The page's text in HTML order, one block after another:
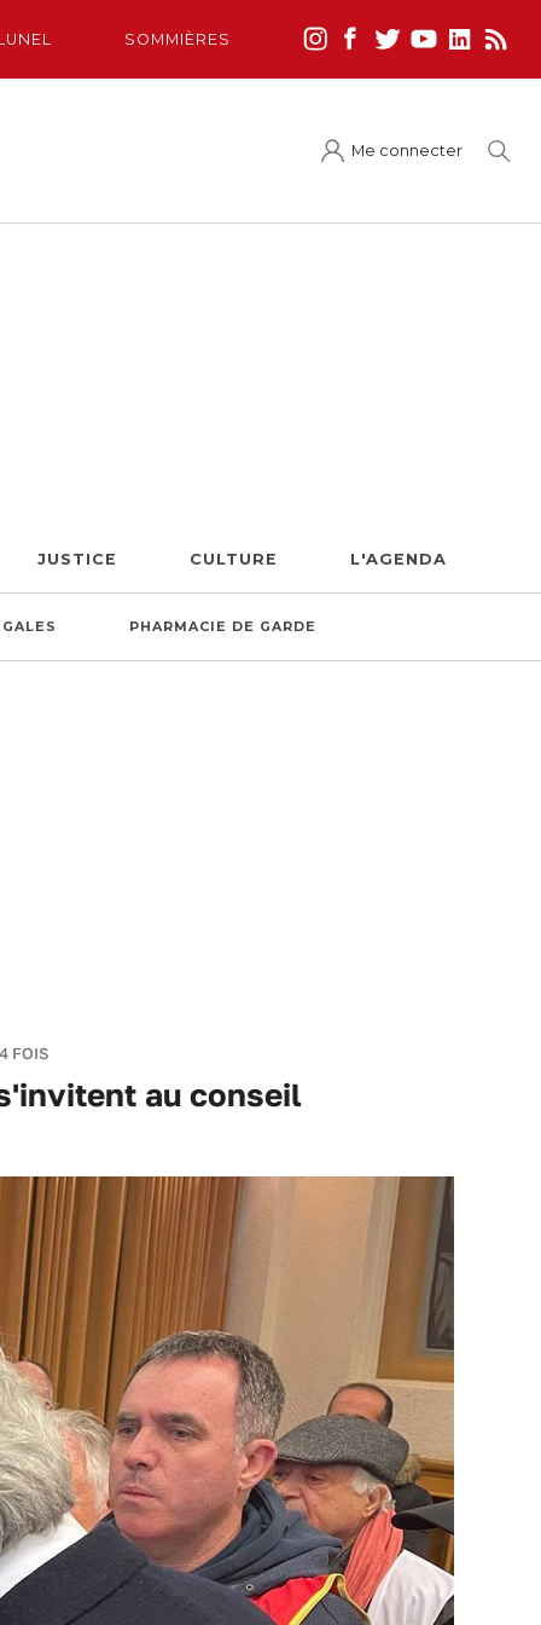
SOMMIÈRES
Me connecter
JUSTICE CULTURE L'AGENDA
PHARMACIE DE GARDE
FOIS
au conseil